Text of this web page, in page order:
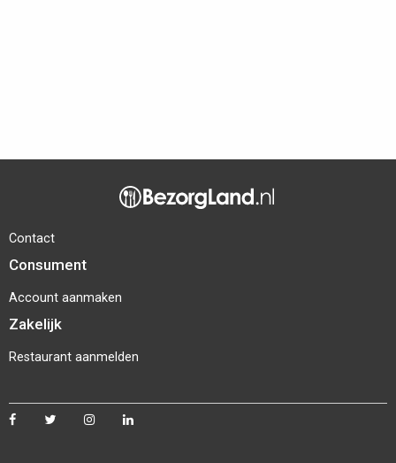
Contact
Consument
Account aanmaken
Zakelijk
Restaurant aanmelden